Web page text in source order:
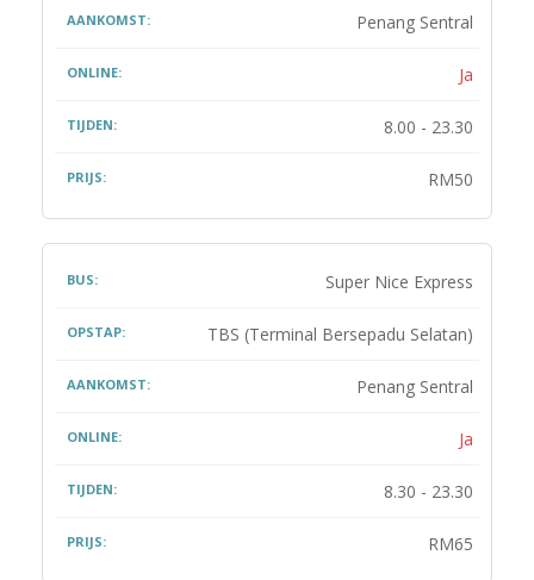
Penang Sentral
Ja
8.00 - 23.30
RM50
Super Nice Express
TBS (Terminal Bersepadu Selatan)
Penang Sentral
Ja
8.30 - 23.30
RM65